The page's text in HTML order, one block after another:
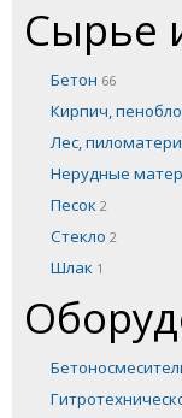
Сырье
Бетон 66
Кирпич,
Лес,
Нерудные
Песок 2
Стекло 2
Шлак 1